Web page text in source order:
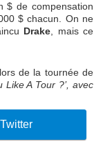
$ de compensation
$ chacun. On ne
Drake , mais ce
de la tournée de
A Tour ?’, avec